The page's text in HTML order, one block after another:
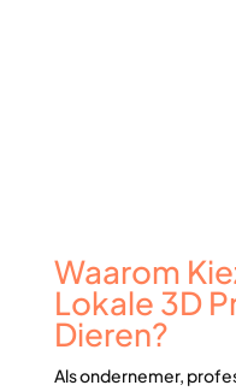
Waarom
Lokale 3D
Dieren?
Als ondernemer,